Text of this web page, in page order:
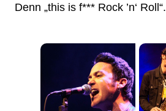
Denn „this is f*** Rock ’n‘ Roll“.